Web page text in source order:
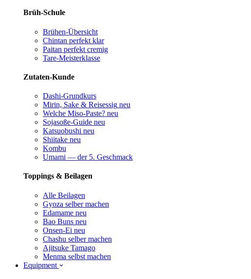
Brüh-Schule
Brühen-Übersicht
Chintan perfekt klar
Paitan perfekt cremig
Tare-Meisterklasse
Zutaten-Kunde
Dashi-Grundkurs
Mirin, Sake & Reisessig neu
Welche Miso-Paste? neu
Sojasoße-Guide neu
Katsuobushi neu
Shiitake neu
Kombu
Umami — der 5. Geschmack
Toppings & Beilagen
Alle Beilagen
Gyoza selber machen
Edamame neu
Bao Buns neu
Onsen-Ei neu
Chashu selber machen
Ajitsuke Tamago
Menma selbst machen
Equipment